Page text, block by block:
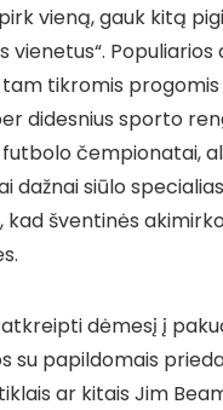
vieną, gauk kitą
vienetus“. Populiarios
tikromis progomis
didesnius sporto
čempionatai,
dažnai siūlo
kad šventinės
dėmesį į
su papildomais
ar kitais Jim